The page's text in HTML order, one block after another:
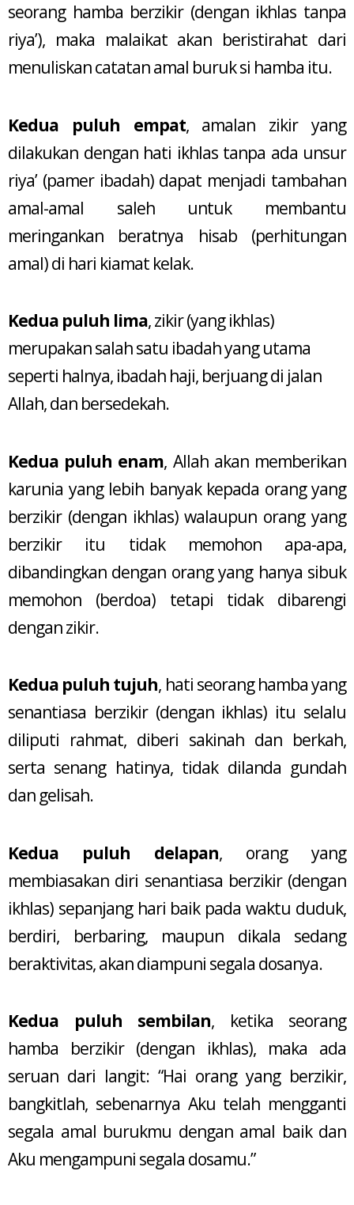
seorang hamba berzikir (dengan ikhlas tanpa
riya’), maka malaikat akan beristirahat dari
menuliskan catatan amal buruk si hamba itu.
Kedua puluh empat, amalan zikir yang
dilakukan dengan hati ikhlas tanpa ada unsur
riya’ (pamer ibadah) dapat menjadi tambahan
amal-amal saleh untuk membantu
meringankan beratnya hisab (perhitungan
amal) di hari kiamat kelak.
Kedua puluh lima, zikir (yang ikhlas)
merupakan salah satu ibadah yang utama
seperti halnya, ibadah haji, berjuang di jalan
Allah, dan bersedekah.
Kedua puluh enam, Allah akan memberikan
karunia yang lebih banyak kepada orang yang
berzikir (dengan ikhlas) walaupun orang yang
berzikir itu tidak memohon apa-apa,
dibandingkan dengan orang yang hanya sibuk
memohon (berdoa) tetapi tidak dibarengi
dengan zikir.
Kedua puluh tujuh, hati seorang hamba yang
senantiasa berzikir (dengan ikhlas) itu selalu
diliputi rahmat, diberi sakinah dan berkah,
serta senang hatinya, tidak dilanda gundah
dan gelisah.
Kedua puluh delapan, orang yang
membiasakan diri senantiasa berzikir (dengan
ikhlas) sepanjang hari baik pada waktu duduk,
berdiri, berbaring, maupun dikala sedang
beraktivitas, akan diampuni segala dosanya.
Kedua puluh sembilan, ketika seorang
hamba berzikir (dengan ikhlas), maka ada
seruan dari langit: “Hai orang yang berzikir,
bangkitlah, sebenarnya Aku telah mengganti
segala amal burukmu dengan amal baik dan
Aku mengampuni segala dosamu.”